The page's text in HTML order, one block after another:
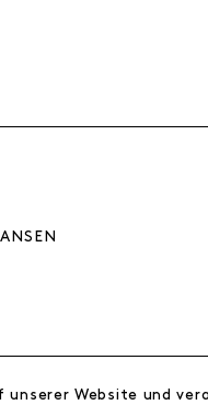
Website und